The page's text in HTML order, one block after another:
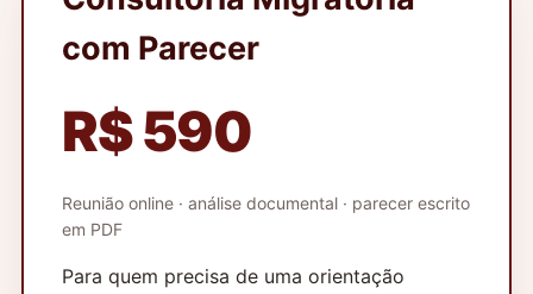
com Parecer
R$ 590
Reunião online · análise documental · parecer escrito
em PDF
Para quem precisa de uma orientação